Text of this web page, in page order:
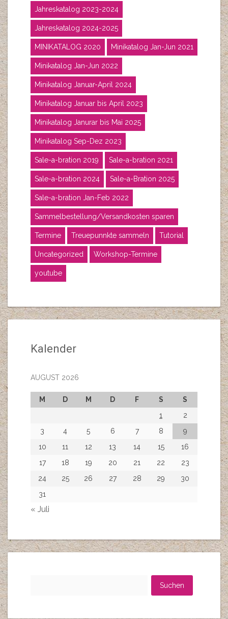
Jahreskatalog 2023-2024
Jahreskatalog 2024-2025
MINIKATALOG 2020 Minikatalog Jan-Jun 2021
Minikatalog Jan-Jun 2022
Minikatalog Januar-April 2024
Minikatalog Januar bis April 2023
Minikatalog Janurar bis Mai 2025
Minikatalog Sep-Dez 2023
Sale-a-bration 2019 Sale-a-bration 2021
Sale-a-bration 2024 Sale-a-Bration 2025
Sale-a-bration Jan-Feb 2022
Sammelbestellung/Versandkosten sparen
Termine Treuepunnkte sammeln Tutorial
Uncategorized Workshop-Termine
youtube
Kalender
AUGUST 2026
M D M D F S
S
1
2
3
4 5 6 7 8
9
10
11 12 13 14 15
16
17
18 19 20 21 22
23
24
25 26 27 28 29
30
31
« Juli